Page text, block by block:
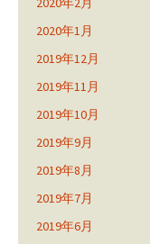
2020年1月
2019年12月
2019年11月
2019年10月
2019年9月
2019年8月
2019年7月
2019年6月